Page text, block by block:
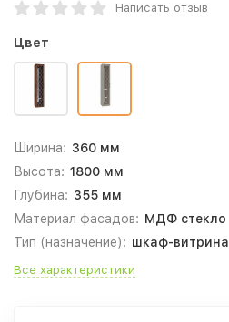
Написать отзыв
Цвет
Ширина: 360 мм
Высота: 1800 мм
Глубина: 355 мм
Материал фасадов: МДФ стекло
Тип (назначение): шкаф-витрина
Все характеристики